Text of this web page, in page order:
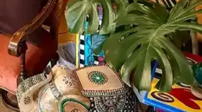
mekanın estetik ve fonksiyonel dengesini sağlar.
sonuçlarında somut bilgi bulunmuyor. Mermer ve gümüş
yüksek sertlik ve boyun desteği sağlarken, Lif Kılıflı